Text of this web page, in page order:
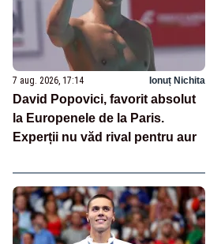
7 aug. 2026, 17:14 Ionuț Nichita
David Popovici, favorit absolut
la Europenele de la Paris.
Experții nu văd rival pentru aur